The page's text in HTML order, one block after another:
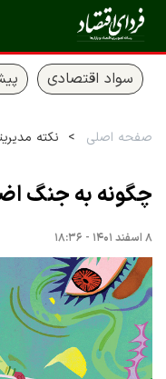
سواد اقتصادی
صفحه اصلی نکته
چگونه به جنگ
۸ اسفند ۱۴۰۱ - ۱۸:۳۶